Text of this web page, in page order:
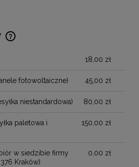
kosztów płatności
18,00 zł
fotowoltaiczne) 45,00 zł
niestandardowa) 80,00 zł
paletowa i
150,00 zł
w siedzibie firmy
Kraków)
0,00 zł